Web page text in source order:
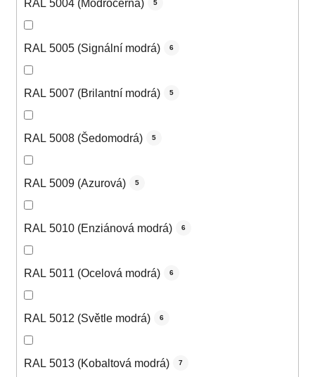
RAL 5004 (Modročerná) 5
RAL 5005 (Signální modrá) 6
RAL 5007 (Brilantní modrá) 5
RAL 5008 (Šedomodrá) 5
RAL 5009 (Azurová) 5
RAL 5010 (Enziánová modrá) 6
RAL 5011 (Ocelová modrá) 6
RAL 5012 (Světle modrá) 6
RAL 5013 (Kobaltová modrá) 7